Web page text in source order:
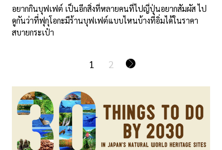
อยากกินบุฟเฟต์ เป็นอีกสิ่งที่หลายคนที่ไปญี่ปุ่นอยากสัมผัส ไป
ดูกันว่าที่ฟุกุโอกะมีร้านบุฟเฟต์แบบไหนบ้างที่อิ่มได้ในราคา
สบายกระเป๋า
1 2